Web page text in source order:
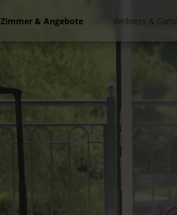
Zimmer & Angebote Wellness &